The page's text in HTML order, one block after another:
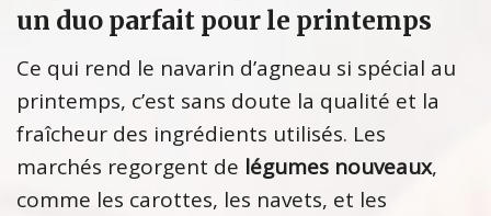
un duo parfait pour le printemps
Ce qui rend le navarin d’agneau si spécial au
printemps, c’est sans doute la qualité et la
fraîcheur des ingrédients utilisés. Les
marchés regorgent de légumes nouveaux,
comme les carottes, les navets, et les